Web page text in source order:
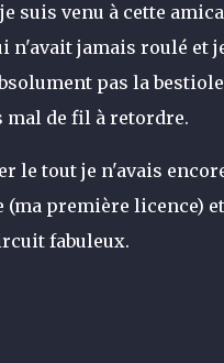
suis venu à cette
n'avait jamais roulé et
pas la
mal de fil à retordre.
le tout je n'avais
(ma première licence)
fabuleux.